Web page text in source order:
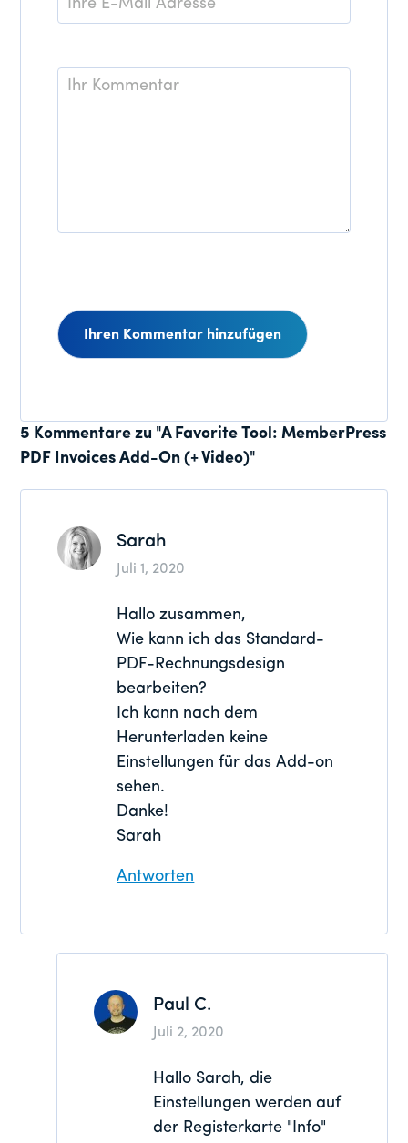
Mail
Kommentar
Leser-
Interaktionen
5 Kommentare zu "A Favorite Tool: MemberPress
PDF Invoices Add-On (+ Video)"
Sarah
Juli 1, 2020
Hallo zusammen,
Wie kann ich das Standard-
PDF-Rechnungsdesign
bearbeiten?
Ich kann nach dem
Herunterladen keine
Einstellungen für das Add-on
sehen.
Danke!
Sarah
Antworten
Paul C.
Juli 2, 2020
Hallo Sarah, die
Einstellungen werden auf
der Registerkarte "Info"